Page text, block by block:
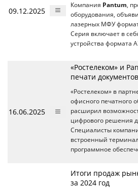
09.12.2025
Компания Pantum ,
оборудования,
лазерных МФУ
Серия включает в
устройства формата
16.06.2025
«Ростелеком» и
печати
«Ростелеком» в
офисного печатного
расширил
цифрового решения
Специалисты
встроенный
программное
Итоги продаж
за 2024 год